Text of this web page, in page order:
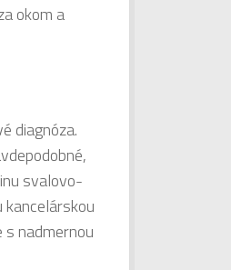
okom a
diagnóza.
svalovo-
s nadmernou